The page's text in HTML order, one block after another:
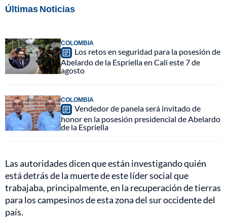
Últimas Noticias
COLOMBIA
Los retos en seguridad para la posesión de
Abelardo de la Espriella en Cali este 7 de
agosto
COLOMBIA
Vendedor de panela será invitado de
honor en la posesión presidencial de Abelardo
de la Espriella
Las autoridades dicen que están investigando quién
está detrás de la muerte de este líder social que
trabajaba, principalmente, en la recuperación de tierras
para los campesinos de esta zona del sur occidente del
país.